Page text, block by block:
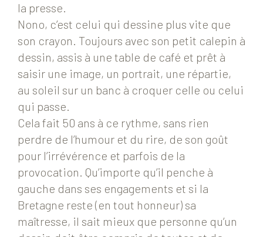
la presse.
Nono, c’est celui qui dessine plus vite que
son crayon. Toujours avec son petit calepin à
dessin, assis à une table de café et prêt à
saisir une image, un portrait, une répartie,
au soleil sur un banc à croquer celle ou celui
qui passe.
Cela fait 50 ans à ce rythme, sans rien
perdre de l’humour et du rire, de son goût
pour l’irrévérence et parfois de la
provocation. Qu’importe qu’il penche à
gauche dans ses engagements et si la
Bretagne reste (en tout honneur) sa
maîtresse, il sait mieux que personne qu’un